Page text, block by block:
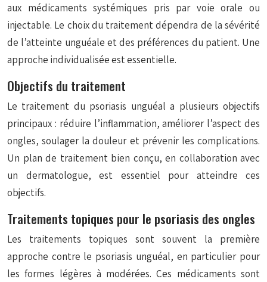
aux médicaments systémiques pris par voie orale ou
injectable. Le choix du traitement dépendra de la sévérité
de l’atteinte unguéale et des préférences du patient. Une
approche individualisée est essentielle.
Objectifs du traitement
Le traitement du psoriasis unguéal a plusieurs objectifs
principaux : réduire l’inflammation, améliorer l’aspect des
ongles, soulager la douleur et prévenir les complications.
Un plan de traitement bien conçu, en collaboration avec
un dermatologue, est essentiel pour atteindre ces
objectifs.
Traitements topiques pour le psoriasis des ongles
Les traitements topiques sont souvent la première
approche contre le psoriasis unguéal, en particulier pour
les formes légères à modérées. Ces médicaments sont